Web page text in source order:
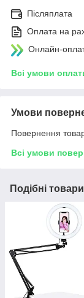
Післяплата
Оплата на
Онлайн-
Всі умови
Умови
Повернення
Всі умови
Подібні